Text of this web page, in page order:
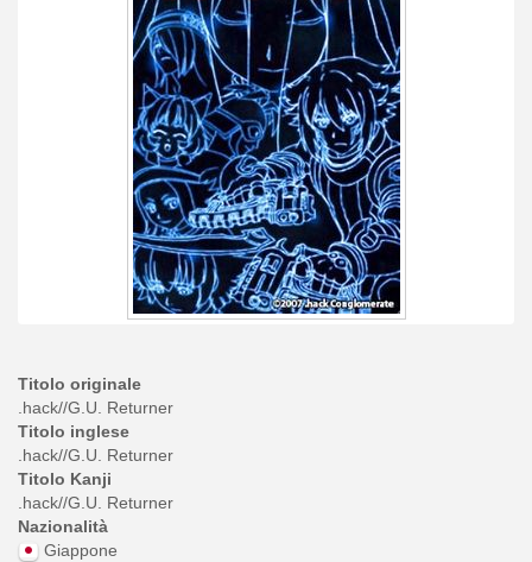
Titolo originale
.hack//G.U. Returner
Titolo inglese
.hack//G.U. Returner
Titolo Kanji
.hack//G.U. Returner
Nazionalità
Giappone